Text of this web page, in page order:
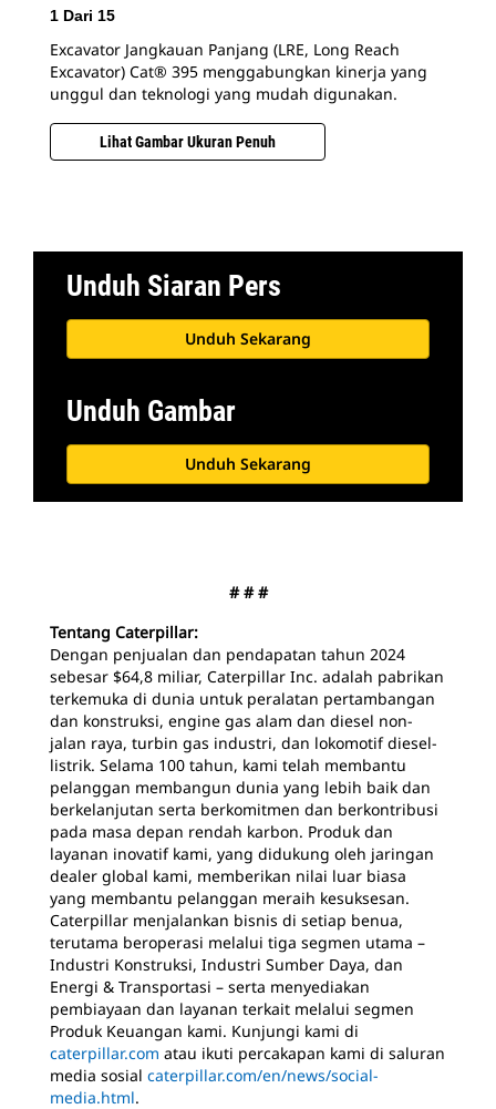
1 Dari 15
Excavator Jangkauan Panjang (LRE, Long Reach
Excavator) Cat® 395 menggabungkan kinerja yang
unggul dan teknologi yang mudah digunakan.
Lihat Gambar Ukuran Penuh
Unduh Siaran Pers
Unduh Sekarang
Unduh Gambar
Unduh Sekarang
# # #
Tentang Caterpillar:
Dengan penjualan dan pendapatan tahun 2024
sebesar $64,8 miliar, Caterpillar Inc. adalah pabrikan
terkemuka di dunia untuk peralatan pertambangan
dan konstruksi, engine gas alam dan diesel non-
jalan raya, turbin gas industri, dan lokomotif diesel-
listrik. Selama 100 tahun, kami telah membantu
pelanggan membangun dunia yang lebih baik dan
berkelanjutan serta berkomitmen dan berkontribusi
pada masa depan rendah karbon. Produk dan
layanan inovatif kami, yang didukung oleh jaringan
dealer global kami, memberikan nilai luar biasa
yang membantu pelanggan meraih kesuksesan.
Caterpillar menjalankan bisnis di setiap benua,
terutama beroperasi melalui tiga segmen utama –
Industri Konstruksi, Industri Sumber Daya, dan
Energi & Transportasi – serta menyediakan
pembiayaan dan layanan terkait melalui segmen
Produk Keuangan kami. Kunjungi kami di
caterpillar.com atau ikuti percakapan kami di saluran
media sosial caterpillar.com/en/news/social-
media.html.